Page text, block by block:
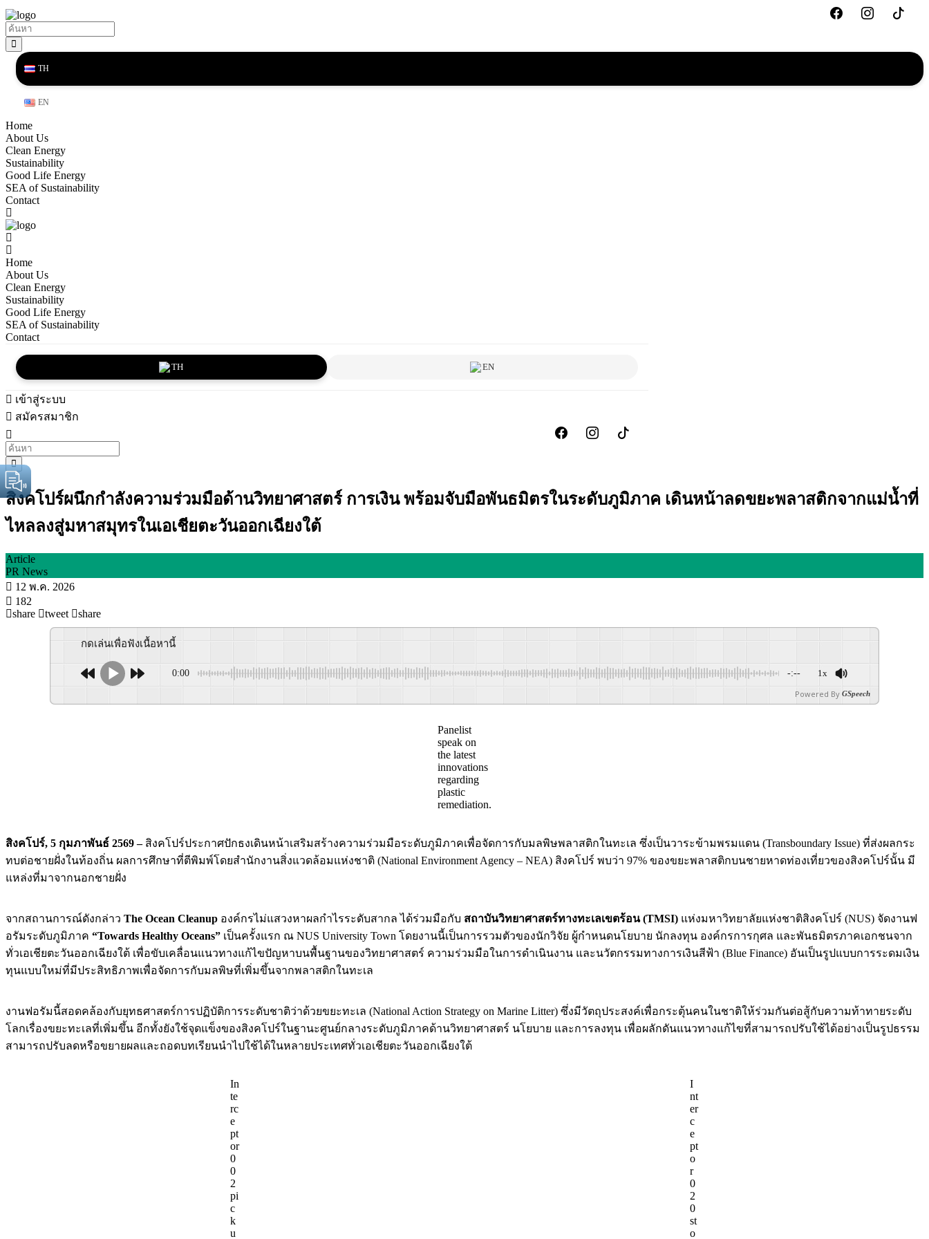
TH
EN
Home
About Us
Clean Energy
Sustainability
Good Life Energy
SEA of Sustainability
Contact
Home
About Us
Clean Energy
Sustainability
Good Life Energy
SEA of Sustainability
Contact
TH EN
เข้าสู่ระบบ
สมัครสมาชิก
สิงคโปร์ผนึกกำลังความร่วมมือด้านวิทยาศาสตร์ การเงิน พร้อมจับมือพันธมิตรในระดับภูมิภาค เดินหน้าลดขยะพลาสติกจากแม่น้ำที่
ไหลลงสู่มหาสมุทรในเอเชียตะวันออกเฉียงใต้
Article
PR News
12 พ.ค. 2026
182
share
tweet share
กดเล่นเพื่อฟังเนื้อหานี้
0:00 -:--
1x
Powered By GSpeech
Panelist
speak on
the latest
innovations
regarding
plastic
remediation.
สิงคโปร์, 5 กุมภาพันธ์ 2569 –สิงคโปร์ประกาศปักธงเดินหน้าเสริมสร้างความร่วมมือระดับภูมิภาคเพื่อจัดการกับมลพิษพลาสติกในทะเล ซึ่งเป็นวาระข้ามพรมแดน (Transboundary Issue) ที่ส่งผลกระ
ทบต่อชายฝั่งในท้องถิ่น ผลการศึกษาที่ตีพิมพ์โดยสำนักงานสิ่งแวดล้อมแห่งชาติ (National Environment Agency – NEA) สิงคโปร์ พบว่า 97% ของขยะพลาสติกบนชายหาดท่องเที่ยวของสิงคโปร์นั้น มี
แหล่งที่มาจากนอกชายฝั่ง
จากสถานการณ์ดังกล่าว The Ocean Cleanup องค์กรไม่แสวงหาผลกำไรระดับสากล ได้ร่วมมือกับ สถาบันวิทยาศาสตร์ทางทะเลเขตร้อน (TMSI) แห่งมหาวิทยาลัยแห่งชาติสิงคโปร์ (NUS) จัดงานฟ
อรัมระดับภูมิภาค “Towards Healthy Oceans” เป็นครั้งแรก ณ NUS University Town โดยงานนี้เป็นการรวมตัวของนักวิจัย ผู้กำหนดนโยบาย นักลงทุน องค์กรการกุศล และพันธมิตรภาคเอกชนจาก
ทั่วเอเชียตะวันออกเฉียงใต้ เพื่อขับเคลื่อนแนวทางแก้ไขปัญหาบนพื้นฐานของวิทยาศาสตร์ ความร่วมมือในการดำเนินงาน และนวัตกรรมทางการเงินสีฟ้า (Blue Finance) อันเป็นรูปแบบการระดมเงิน
ทุนแบบใหม่ที่มีประสิทธิภาพเพื่อจัดการกับมลพิษที่เพิ่มขึ้นจากพลาสติกในทะเล
งานฟอรัมนี้สอดคล้องกับยุทธศาสตร์การปฏิบัติการระดับชาติว่าด้วยขยะทะเล (National Action Strategy on Marine Litter) ซึ่งมีวัตถุประสงค์เพื่อกระตุ้นคนในชาติให้ร่วมกันต่อสู้กับความท้าทายระดับ
โลกเรื่องขยะทะเลที่เพิ่มขึ้น อีกทั้งยังใช้จุดแข็งของสิงคโปร์ในฐานะศูนย์กลางระดับภูมิภาคด้านวิทยาศาสตร์ นโยบาย และการลงทุน เพื่อผลักดันแนวทางแก้ไขที่สามารถปรับใช้ได้อย่างเป็นรูปธรรม
สามารถปรับลดหรือขยายผลและถอดบทเรียนนำไปใช้ได้ในหลายประเทศทั่วเอเชียตะวันออกเฉียงใต้
In
te
rc
e
pt
or
0
0
2
pi
c
k
u
I
nt
er
c
e
pt
o
r
0
2
0
st
o